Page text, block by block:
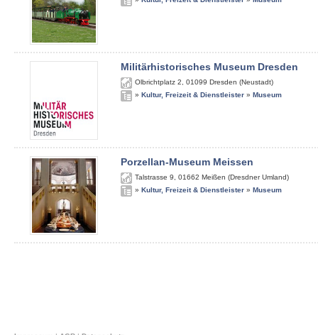
Militärhistorisches Museum Dresden
Olbrichtplatz 2 01099 Dresden (Neustadt)
» Kultur, Freizeit & Dienstleister » Museum
Porzellan-Museum Meissen
Talstrasse 9 01662 Meißen (Dresdner Umland)
» Kultur, Freizeit & Dienstleister » Museum